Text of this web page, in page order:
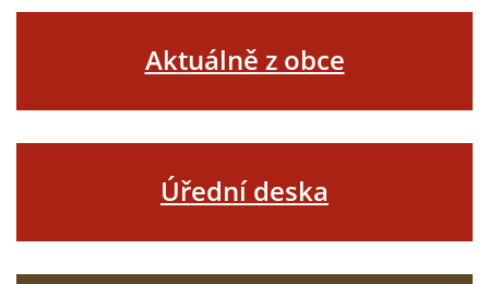
Aktuálně z obce
Úřední deska